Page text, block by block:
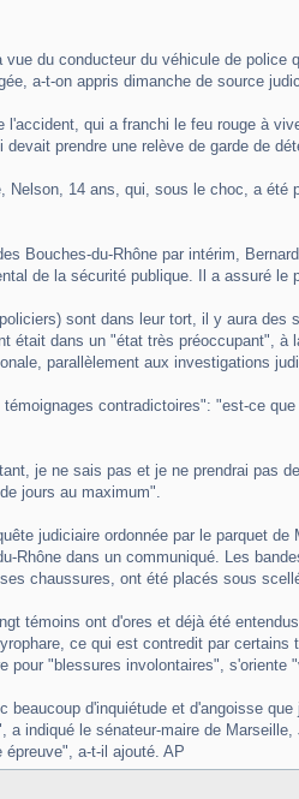
vue du conducteur du véhicule de
a-t-on appris dimanche de source
l'accident, qui a franchi le feu rouge à
devait prendre une relève de garde de
Nelson, 14 ans, qui, sous le choc, a été
Bouches-du-Rhône par intérim,
de la sécurité publique. Il a assuré
sont dans leur tort, il y aura des
était dans un "état très préoccupant",
parallèlement aux investigations
contradictoires": "est-ce
je ne sais pas et je ne prendrai pas
jours au maximum".
judiciaire ordonnée par le parquet
Rhône dans un communiqué. Les
chaussures, ont été placés sous
témoins ont d'ores et déjà été
ce qui est contredit par
pour "blessures involontaires",
beaucoup d'inquiétude et d'angoisse
a indiqué le sénateur-maire de
épreuve", a-t-il ajouté. AP